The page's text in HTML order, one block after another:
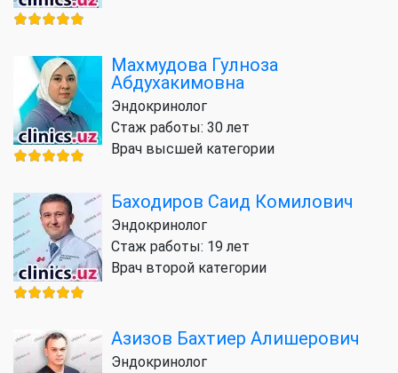
Махмудова Гулноза
Абдухакимовна
Эндокринолог
Стаж работы: 30 лет
Врач высшей категории
Баходиров Саид Комилович
Эндокринолог
Стаж работы: 19 лет
Врач второй категории
Азизов Бахтиер Алишерович
Эндокринолог